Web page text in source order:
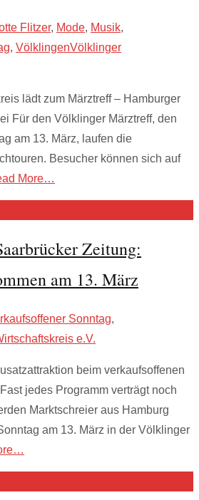
Flitzer, Mode, Musik,
, VölklingenVölklinger
lädt zum Märztreff – Hamburger
Für den Völklinger Märztreff, den
am 13. März, laufen die
Besucher können sich auf
More…
Zeitung:
am 13. März
Sonntag,
e.V.
beim verkaufsoffenen
jedes Programm verträgt noch
Marktschreier aus Hamburg
am 13. März in der Völklinger